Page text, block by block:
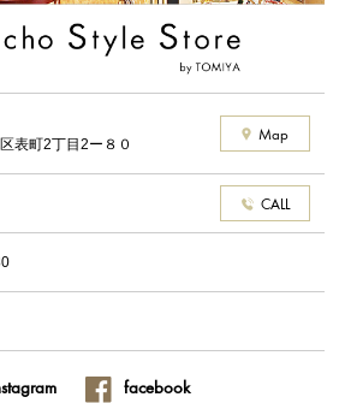
表町2丁目2ー８０
Map
CALL
facebook